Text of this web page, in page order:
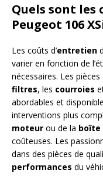
Quels sont les
Peugeot 106
Les coûts d’entretien
varier en fonction de
nécessaires. Les
filtres, les courroies
abordables et
interventions plus
moteur ou de la boîte
coûteuses. Les
dans des pièces de
performances du